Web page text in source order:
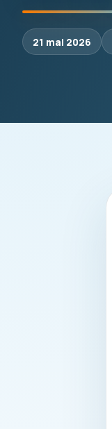
21 mai 2026